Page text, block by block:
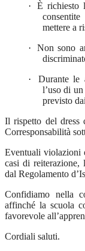
·
È richiesto
mettere a
·
Non sono
·
Durante le
l’uso di
previsto
Il rispetto del dress
Corresponsabilità
Eventuali violazioni
casi di reiterazione,
dal Regolamento
Confidiamo nella
affinché la scuola
favorevole
Cordiali saluti.